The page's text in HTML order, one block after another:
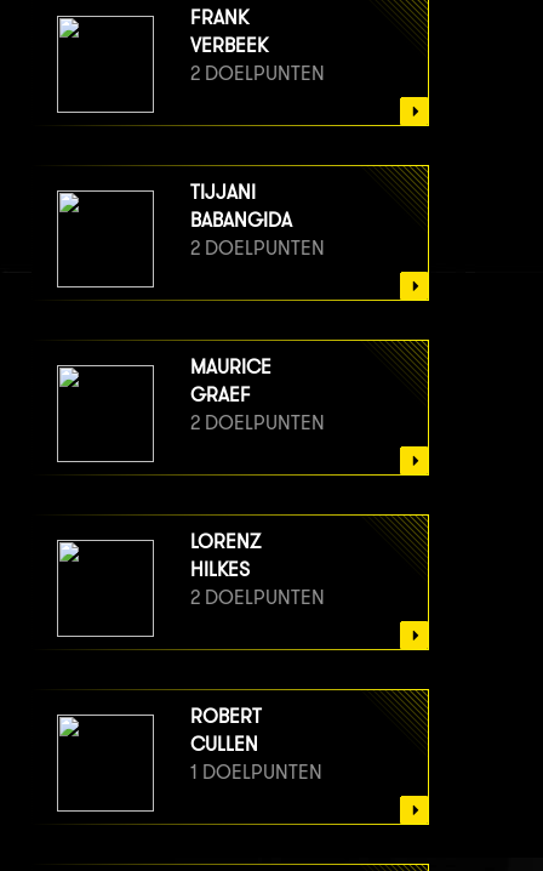
FRANK
VERBEEK
2 DOELPUNTEN
TIJJANI
BABANGIDA
2 DOELPUNTEN
MAURICE
GRAEF
2 DOELPUNTEN
LORENZ
HILKES
2 DOELPUNTEN
ROBERT
CULLEN
1 DOELPUNTEN